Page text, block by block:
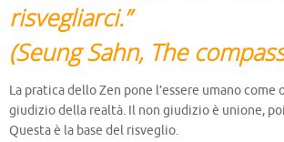
risvegliarci.”
(Seung Sahn, The
La pratica dello Zen pone l’essere umano come
giudizio della realtà. Il non giudizio è unione,
Questa è la base del risveglio.